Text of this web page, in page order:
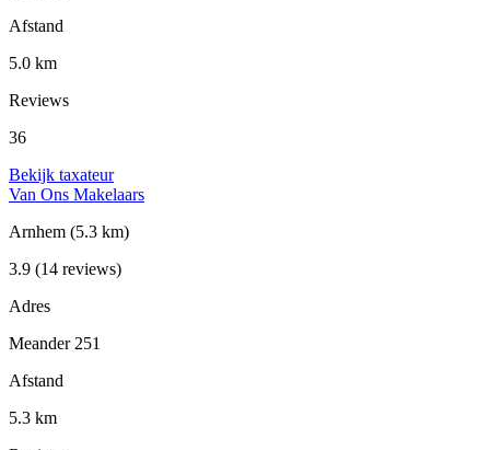
Afstand
5.0 km
Reviews
36
Bekijk taxateur
Van Ons Makelaars
Arnhem (5.3 km)
3.9 (14 reviews)
Adres
Meander 251
Afstand
5.3 km